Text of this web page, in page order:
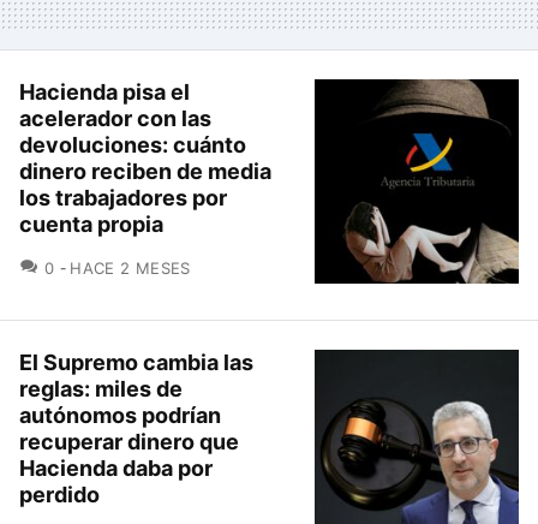
Hacienda pisa el
acelerador con las
devoluciones: cuánto
dinero reciben de media
los trabajadores por
cuenta propia
0 COMENTARIOS
HACE 2 MESES
El Supremo cambia las
reglas: miles de
autónomos podrían
recuperar dinero que
Hacienda daba por
perdido